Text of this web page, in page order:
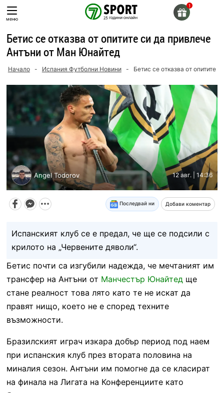
Skip
toменю
Бетис се отказва от опитите си да привлече
Антъни от Ман Юнайтед
Начало - Испания Футболни Новини - Бетис се отказва от опитите
Angel Todorov 12 авг. | 14:36
Последвай ни Добави коментар
Испанският клуб се е предал, че ще се подсили с
крилото на „Червените дяволи“.
Бетис почти са изгубили надежда, че мечтаният им
трансфер на Антъни от Манчестър Юнайтедще
стане реалност това лято като те не искат да
правят нищо, което не е според техните
възможности.
Бразилският играч изкара добър период под наем
при испанския клуб през втората половина на
миналия сезон. Антъни им помогне да се класират
на финала на Лигата на Конференциите като